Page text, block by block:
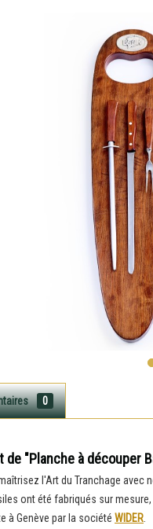
0
de "Planche à découper
l'Art du Tranchage
ont été fabriqués sur
à Genève par la société WIDER